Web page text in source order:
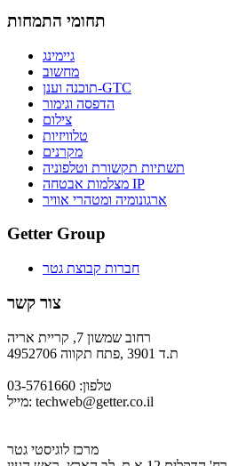
תחומי התמחות
גיימינג
מחשוב
תוכנה וענן-GTC
הדפסה וגימור
צילום
טלוויזיות
מקרנים
תשתיות תקשורת וטלפוניה
מצלמות אבטחה IP
ארגונומיה ומטהרי אוויר
Getter Group
חברות קבוצת גטר
צור קשר
רחוב שמשון 7, קריית אריה
ת.ד 3901 ,פתח תקווה 4952706
טלפון: 03-5761660
מייל: techweb@getter.co.il
מרכז לוגיסטי גטר